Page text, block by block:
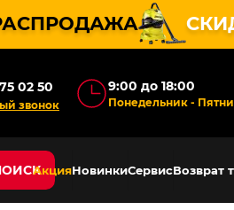
02 50
звонок
9:00 до 18:00
Понедельник -
АкцияНовинкиСервисВозврат